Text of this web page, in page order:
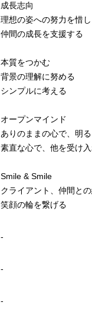
成長志向
理想の姿への努力を惜
仲間の成長を支援する
本質をつかむ
背景の理解に努める
シンプルに考える
オープンマインド
ありのままの心で、明
素直な心で、他を受け
Smile & Smile
クライアント、仲間と
笑顔の輪を繋げる
-
-
-